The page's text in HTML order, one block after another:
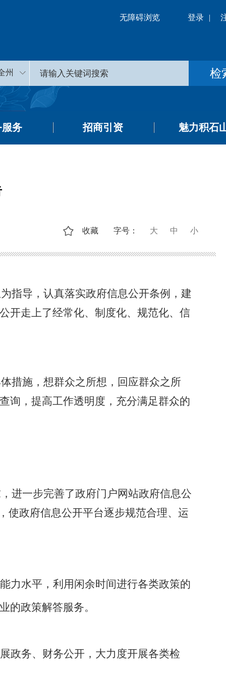
无障碍浏览 登录 |
州
务 招商引资 魅力积石
字号： 大 中 小
收藏
指导，认真落实政府信息公开条例，建
开走上了经常化、制度化、规范化、信
措施，想群众之所想，回应群众之所
询，提高工作透明度，充分满足群众的
进一步完善了政府门户网站政府信息公
使政府信息公开平台逐步规范合理、运
力水平，利用闲余时间进行各类政策的
的政策解答服务。
政务、财务公开，大力度开展各类检